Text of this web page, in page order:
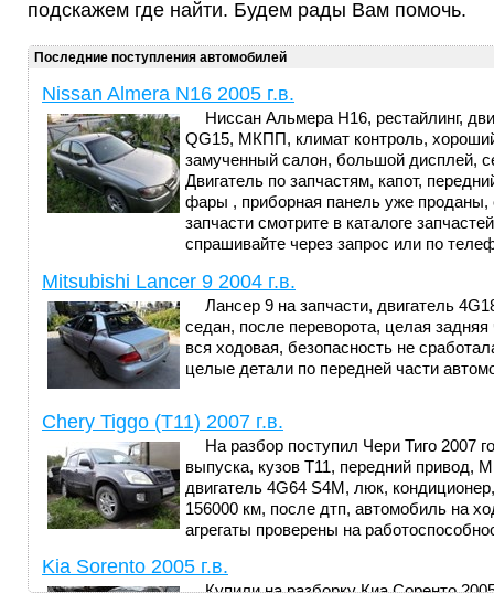
подскажем где найти. Будем рады Вам помочь.
Последние поступления автомобилей
Nissan Almera N16 2005 г.в.
Ниссан Альмера Н16, рестайлинг,
QG15, МКПП, климат контроль,
замученный салон, большой дисплей,
Двигатель по запчастям, капот,
фары , приборная панель уже проданы,
запчасти смотрите в каталоге
спрашивайте через запрос или по
Mitsubishi Lancer 9 2004 г.в.
Лансер 9 на запчасти, двигатель
седан, после переворота, целая задняя
вся ходовая, безопасность не
целые детали по передней части
Chery Tiggo (T11) 2007 г.в.
На разбор поступил Чери Тиго 2007
выпуска, кузов T11, передний привод,
двигатель 4G64 S4M, люк,
156000 км, после дтп, автомобиль на
агрегаты проверены на
Kia Sorento 2005 г.в.
Купили на разборку Киа Соренто